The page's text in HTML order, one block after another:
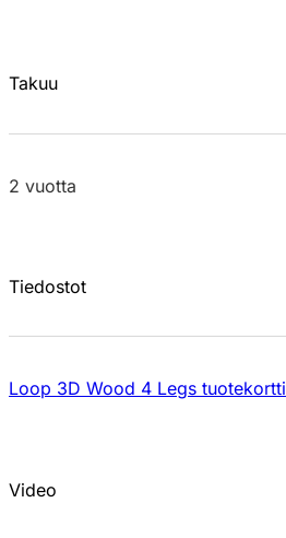
Takuu
2 vuotta
Tiedostot
Loop 3D Wood 4 Legs tuotekortti
Video